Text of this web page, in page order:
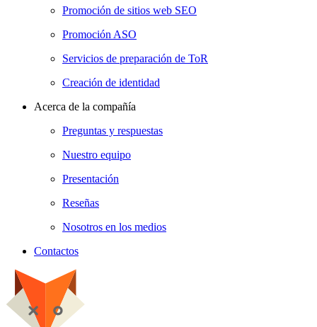
Promoción de sitios web SEO
Promoción ASO
Servicios de preparación de ToR
Creación de identidad
Acerca de la compañía
Preguntas y respuestas
Nuestro equipo
Presentación
Reseñas
Nosotros en los medios
Contactos